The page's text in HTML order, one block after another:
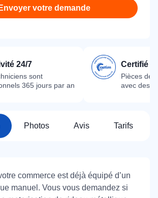
Envoyer votre demande
24/7
sont
365 jours par an
Certifié
Pièces
avec des
Photos Avis Tarifs
commerce est déjà équipé d’un
manuel. Vous vous demandez si